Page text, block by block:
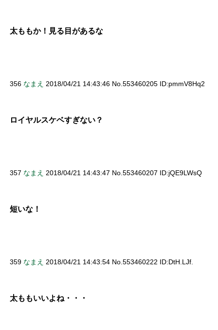
太ももか！見る目があるな
356 なまえ 2018/04/21 14:43:46 No.553460205 ID:pmmV8Hq2
ロイヤルスケベすぎない？
357 なまえ 2018/04/21 14:43:47 No.553460207 ID:jQE9LWsQ
短いな！
359 なまえ 2018/04/21 14:43:54 No.553460222 ID:DtH.LJf.
太ももいいよね・・・